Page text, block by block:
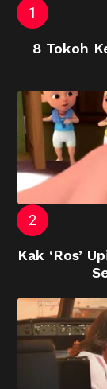
8 Tokoh
Kak ‘Ros’